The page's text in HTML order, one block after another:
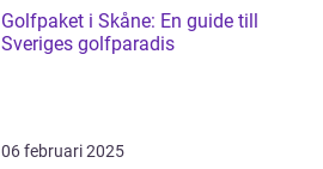
Golfpaket i Skåne: En guide till
Sveriges golfparadis
06 februari 2025